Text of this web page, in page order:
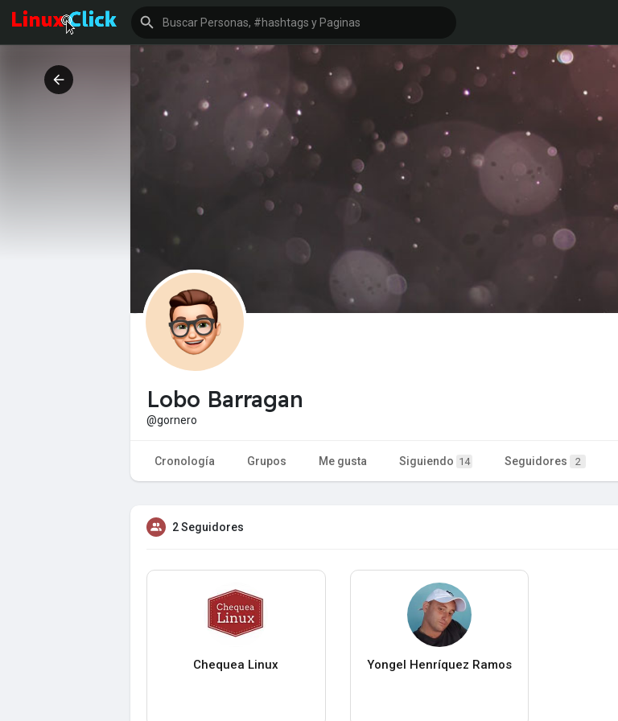
Lobo Barragan
@gornero
Cronología Grupos Me gusta Siguiendo 14 Seguidores 2
2 Seguidores
Chequea Linux Yongel Henríquez Ramos